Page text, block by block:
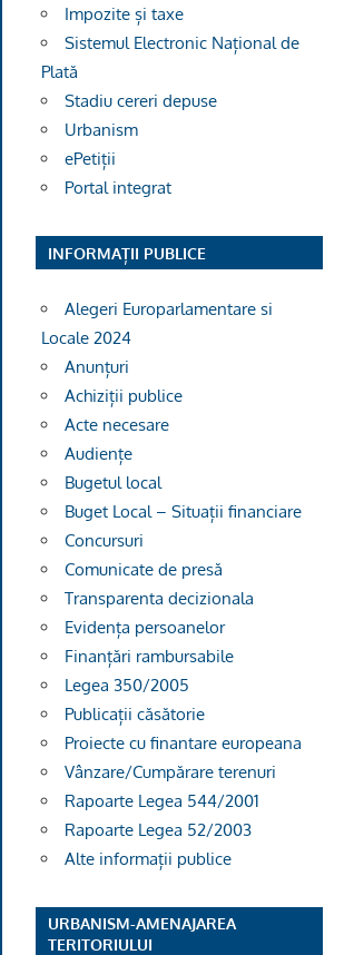
Impozite și taxe
Sistemul Electronic Național de
Plată
Stadiu cereri depuse
Urbanism
ePetiții
Portal integrat
INFORMAȚII PUBLICE
Alegeri Europarlamentare si
Locale 2024
Anunțuri
Achiziții publice
Acte necesare
Audiențe
Bugetul local
Buget Local – Situații financiare
Concursuri
Comunicate de presă
Transparenta decizionala
Evidența persoanelor
Finanțări rambursabile
Legea 350/2005
Publicații căsătorie
Proiecte cu finantare europeana
Vânzare/Cumpărare terenuri
Rapoarte Legea 544/2001
Rapoarte Legea 52/2003
Alte informații publice
URBANISM-AMENAJAREA
TERITORIULUI